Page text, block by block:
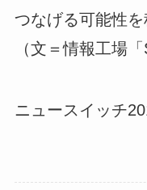
つなげる可能性を
（文＝情報工場
ニュースイッチ